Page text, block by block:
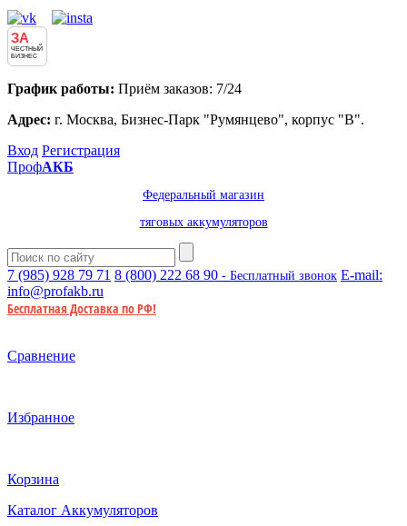
ЗА
ЧЕСТНЫЙ
БИЗНЕС
График работы: Приём заказов: 7/24
Адрес: г. Москва, Бизнес-Парк "Румянцево", корпус "В".
Вход Регистрация
ПрофАКБ
Федеральный магазин
тяговых аккумуляторов
7 (985) 928 79 71 8 (800) 222 68 90 - Бесплатный звонок E-mail:
info@profakb.ru
Бесплатная Доставка по РФ!
Сравнение
Избранное
Корзина
Каталог Аккумуляторов